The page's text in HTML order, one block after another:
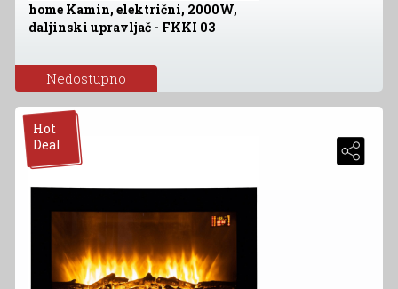
home Kamin, električni, 2000W,
daljinski upravljač - FKKI 03
Nedostupno
Hot
Deal